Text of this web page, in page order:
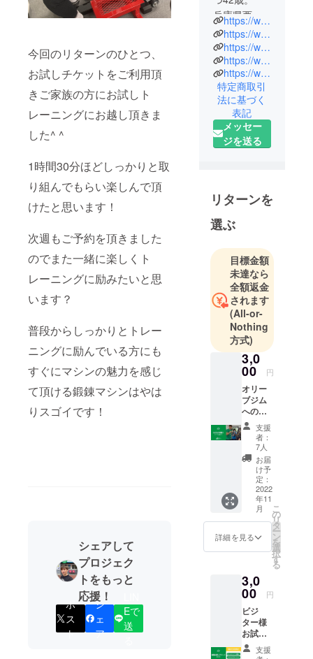
今回のリターンのひとつ、
お試しチケットをご利用頂
きご家族の方にお試しト
レーニングにお越し頂きま
した^ ^
1時間30分ほどしっかりと取
り組んでもらい楽しんで頂
けたと思います！
次週もご予約を頂きました
のでまた一緒に楽しくト
レーニングに励みたいと思
います？
普段からしっかりとトレー
ニングに励んでいる方にも
すぐにマシンの魅力を感じ
て頂ける鍛錬マシンはやは
りスゴイです！
シェアして
プロジェク
トをもっと
応援！
ポ
ス
ト
シ
ェ
ア
Eで
送
兵庫県西宮
市苦楽園で
機能、動作
改善に特化
したトレー
ニングジム
を営んでい
ます。
幼少から大
夏の甲子園
に出場。
大学卒業後
は建設機械
メーカーに
勤める。25
歳の時に腰
のヘルニア
で歩行困
難、日常生
活が困難に
なり、整体
治療と日々
のトレーニ
ングで日常
生活を取り
30歳でス
ポーツイン
ストラク
ターに転
職。
2020年3月に
西宮市でジ
自分自信の
経験を活か
し、「30年
通えるジ
ム」を目指
https://www.olivegym.com/
https://www.facebook.com/olive.gym.training
https://www.facebook.com/satoshi.soulful
https://www.instagram.com/olivegym.kurakuen/?hl=ja
https://www.instagram.com/nagatasatoshi/?hl=ja
特定商取引
法に基づく
表記
メッセー
ジを送る
リターンを
選ぶ
目標金額
未達なら
全額返金
されます
(All-or-
Nothing
方式)
3,0
00 円
オリー
ブジム
へのお
気持ち
ご支援
となり
ます。
感謝の
気持ち
を込め
まし
て、お
礼の
メー
ル、活
動レ
を送ら
せて頂
きま
す。
支援
者：
7人
お届
け予
定：
2022
年11
月
詳細を見る
こ
の
リ
タ
ー
ン
を
選
択
す
る
3,0
00 円
ビジ
ター様
お試し
チケッ
ト1枚支援